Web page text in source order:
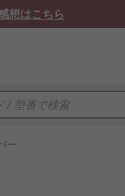
想はこちら
ー